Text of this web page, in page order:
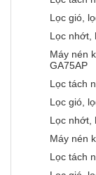
Lọc gió,
Lọc nhớt,
Máy nén
Lọc tách
Lọc gió,
Lọc nhớt,
Máy nén
Lọc tách